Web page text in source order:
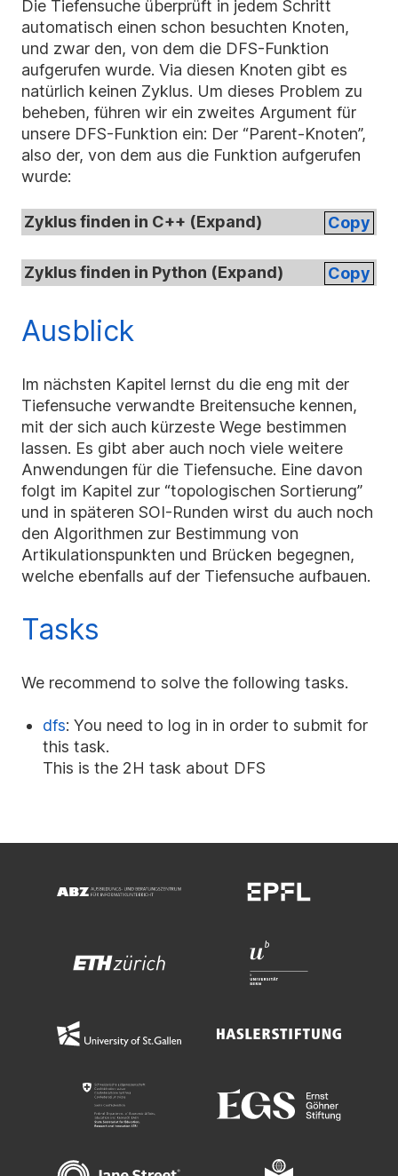
Die Tiefensuche überprüft in jedem Schritt
automatisch einen schon besuchten Knoten,
und zwar den, von dem die DFS-Funktion
aufgerufen wurde. Via diesen Knoten gibt es
natürlich keinen Zyklus. Um dieses Problem zu
beheben, führen wir ein zweites Argument für
unsere DFS-Funktion ein: Der “Parent-Knoten”,
also der, von dem aus die Funktion aufgerufen
wurde:
Zyklus finden in C++ (Expand) Copy
Zyklus finden in Python (Expand) Copy
Ausblick
Im nächsten Kapitel lernst du die eng mit der
Tiefensuche verwandte Breitensuche kennen,
mit der sich auch kürzeste Wege bestimmen
lassen. Es gibt aber auch noch viele weitere
Anwendungen für die Tiefensuche. Eine davon
folgt im Kapitel zur “topologischen Sortierung”
und in späteren SOI-Runden wirst du auch noch
den Algorithmen zur Bestimmung von
Artikulationspunkten und Brücken begegnen,
welche ebenfalls auf der Tiefensuche aufbauen.
Tasks
We recommend to solve the following tasks.
dfs: You need to log in in order to submit for
this task.
This is the 2H task about DFS